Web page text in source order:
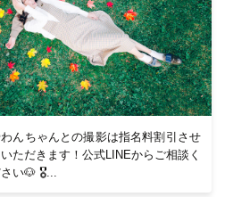
んちゃんとの撮影は指名料割引させ
ただきます！公式LINEからご相談く
い🐶 🎖...